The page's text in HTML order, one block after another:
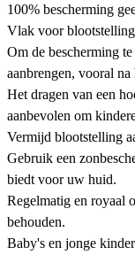
100% bescherming
Vlak voor blootstelling
Om de bescherming
aanbrengen, vooral
Het dragen van een
aanbevolen om
Vermijd blootstelling
Gebruik een
biedt voor uw huid.
Regelmatig en royaal
behouden.
Baby's en jonge